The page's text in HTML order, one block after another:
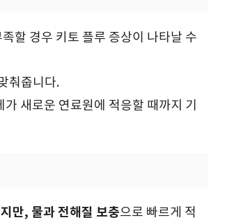
할 경우 키토 플루 증상이 나타날 수
춰줍니다.
새로운 연료원에 적응할 때까지 기
만, 물과 전해질 보충으로 빠르게 적